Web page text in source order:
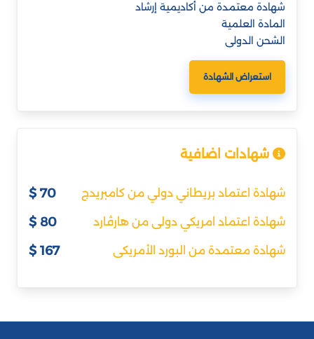
شهادة معتمدة من أكاديمية إرشاد
المادة العلمية
الشحن الدولى
استعراض الشهادة
شهادات اضافية
شهادة اعتماد بريطاني دولي من كامبريدج 70 $
شهادة اعتماد امريكي دولى من هارڤارد 80 $
شهادة معتمدة من البورد الأمريكى 167 $